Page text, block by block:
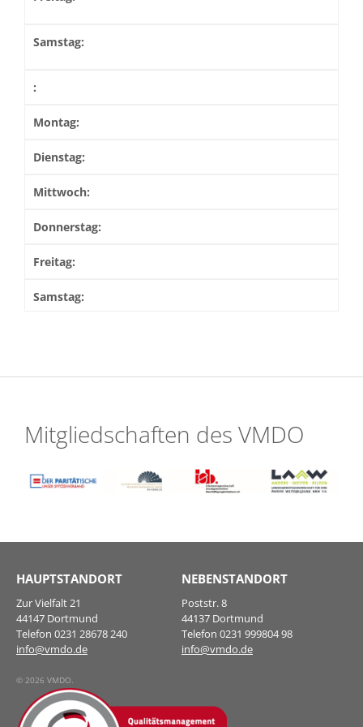
Mitgliedschaften des VMDO
HAUPTSTANDORT
Zur Vielfalt 21
44147 Dortmund
Telefon 0231 28678 240
info@vmdo.de
NEBENSTANDORT
Poststr. 8
44137 Dortmund
Telefon 0231 999804 98
info@vmdo.de
© 2026 VMDO.